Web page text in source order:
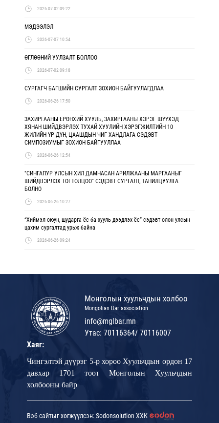
2026-07-02 09:22
МЭДЭЭЛЭЛ
2026-07-07 10:54
ӨГЛӨӨНИЙ УУЛЗАЛТ БОЛЛОО
2026-07-02 09:18
СУРГАГЧ БАГШИЙН СУРГАЛТ ЗОХИОН БАЙГУУЛАГДЛАА
2026-06-26 17:50
ЗАХИРГААНЫ ЕРӨНХИЙ ХУУЛЬ, ЗАХИРГААНЫ ХЭРЭГ ШҮҮХЭД
ХЯНАН ШИЙДВЭРЛЭХ ТУХАЙ ХУУЛИЙН ХЭРЭГЖИЛТИЙН 10
ЖИЛИЙН ҮР ДҮН, ЦААШДЫН ЧИГ ХАНДЛАГА СЭДЭВТ
СИМПОЗИУМЫГ ЗОХИОН БАЙГУУЛЛАА
2026-06-26 12:54
"СИНГАПУР УЛСЫН ХИЛ ДАМНАСАН АРИЛЖААНЫ МАРГААНЫГ
ШИЙДВЭРЛЭХ ТОГТОЛЦОО" СЭДЭВТ СУРГАЛТ, ТАНИЛЦУУЛГА
БОЛНО
2026-06-26 10:27
“Хиймэл оюун, шударга ёс ба хууль дээдлэх ёс” сэдэвт олон улсын
цахим сургалтад урьж байна
2026-06-26 09:24
Монголын хуульчдын холбоо
Mongolian Bar association
info@mglbar.mn
Утас: 70116364/ 70116007
Хаяг:
Чингэлтэй дүүрэг 5-р хороо Хуульчдын ордон 17
давхар 1701 тоот Монголын Хуульчдын
холбооны байр
Вэб сайтыг хөгжүүлсэн: Sodonsolution ХХК